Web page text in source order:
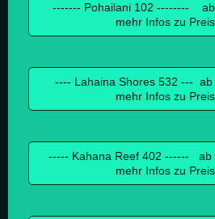
------- Pohailani 102 --------
mehr Infos zu
---- Lahaina Shores 532 ---
mehr Infos zu
----- Kahana Reef 402 ------
mehr Infos zu